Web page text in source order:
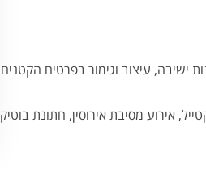
ישיבה, עיצוב וגימור בפרטים הקטנים
אירוע קוקטייל, אירוע מסיבת אירוסין, חתונת בוטיק